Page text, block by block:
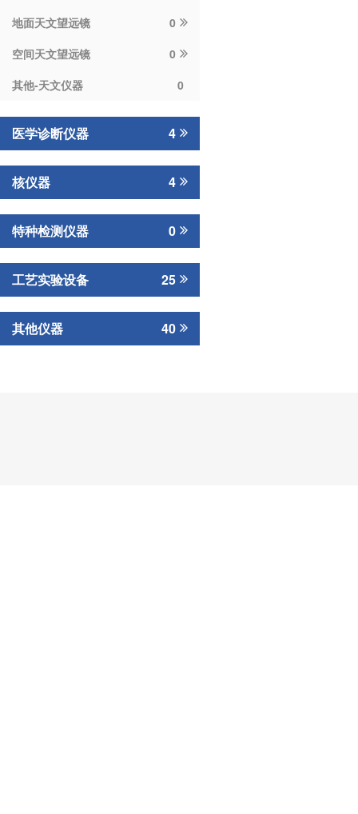
地面天文望远镜
0
空间天文望远镜
0
其他-天文仪器
0
医学诊断仪器 4
核仪器 4
特种检测仪器 0
工艺实验设备 25
其他仪器 40